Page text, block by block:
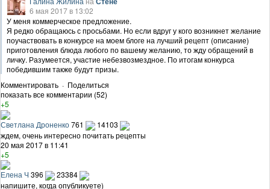
6 мая 2017 в 13:02
У меня коммерческое предложение.
Я редко обращаюсь с просьбами. Но если вдруг у кого возникнет желание
поучаствовать в конкурсе на моем блоге на лучший рецепт (описание)
приготовления блюда любого по вашему желанию, то жду обращений в
личку. Разумеется, участие небезвозмездное. По итогам конкурса
победившим также будут призы.
Комментировать · Поделиться
показать все комментарии (52)
+5
Светлана Дроненко761
14103
ждем, очень интересно почитать рецепты
20 мая 2017 в 11:41
+5
Елена Ч 396
23384
напишите, когда опубликуете)